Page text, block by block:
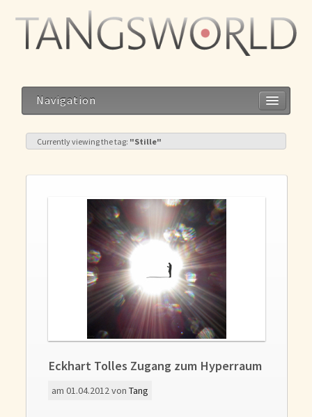
Navigation
Geistesblitze
Reise zum Dalai Lama
Meditation im Alltag – Alltag als Meditation
Gedanken und Gefühle
WunschLos Glücklichsein – und das ausgerechnet zu Weihnachten?
Bücher
Bücher
Currently viewing the tag: "Stille"
Eckhart Tolles Zugang zum Hyperraum
am 01.04.2012von Tang